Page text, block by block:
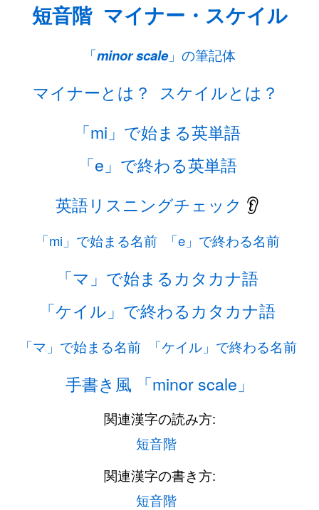
短音階 マイナー・スケイル
「minor scale」の筆記体
マイナーとは？ スケイルとは？
「mi」で始まる英単語
「e」で終わる英単語
英語リスニングチェック 👂
「mi」で始まる名前 「e」で終わる名前
「マ」で始まるカタカナ語
「ケイル」で終わるカタカナ語
「マ」で始まる名前 「ケイル」で終わる名前
手書き風 「minor scale」
関連漢字の読み方:
短音階
関連漢字の書き方:
短音階